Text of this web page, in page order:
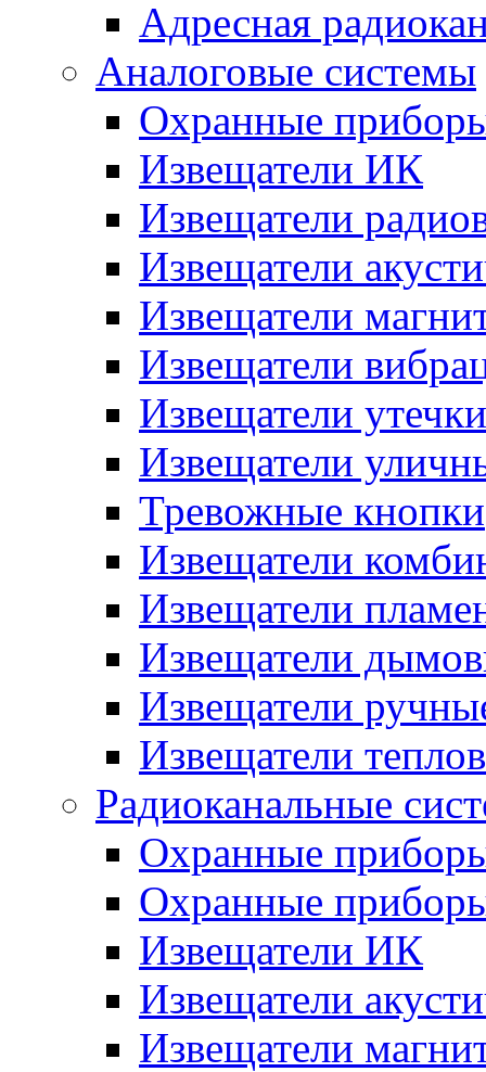
Адресная
Аналоговые системы
Охранные
Извещатели ИК
Извещатели
Извещатели
Извещатели
Извещатели
Извещатели утечки
Извещатели
Тревожные кнопки
Извещатели
Извещатели
Извещатели
Извещатели
Извещатели
Радиоканальные
Охранные
Охранные
Извещатели ИК
Извещатели
Извещатели